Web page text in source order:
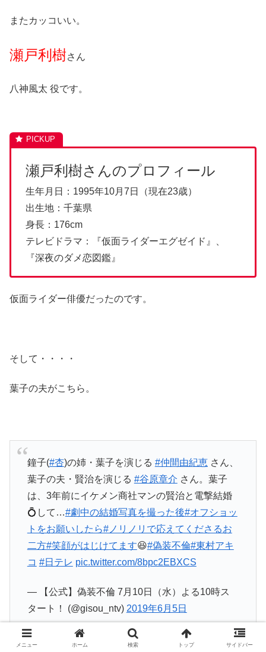
またカッコいい。
瀬戸利樹さん
八神風太 役です。
瀬戸利樹さんのプロフィール
生年月日：1995年10月7日（現在23歳）
出生地：千葉県
身長：176cm
テレビドラマ：『仮面ライダーエグゼイド』、
『深夜のダメ恋図鑑』
仮面ライダー俳優だったのです。
そして・・・・
葉子の夫がこちら。
鐘子(#杏)の姉・葉子を演じる #仲間由紀恵さん、
葉子の夫・賢治を演じる #谷原章介 さん。葉子
は、3年前にイケメン商社マンの賢治と電撃結婚
💍して…#劇中の結婚写真を撮った後#オフショッ
トをお願いしたら#ノリノリで応えてくださるお
二方#笑顔がはじけてます😆#偽装不倫#東村アキ
コ #日テレ pic.twitter.com/8bpc2EBXCS
— 【公式】偽装不倫 7月10日（水）よる10時ス
タート！ (@gisou_ntv) 2019年6月5日
メニュー ホーム 検索 トップ サイドバー